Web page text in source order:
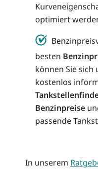
optimiert
besten
können Sie sich
kostenlos
Benzinpreise
passende
In unserem